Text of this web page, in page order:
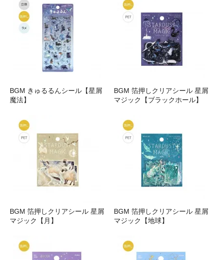
BGM きゅるるんシール【星屑
魔法】
BGM 箔押しクリアシール 星屑
マジック【ブラックホール】
BGM 箔押しクリアシール 星屑
マジック【月】
BGM 箔押しクリアシール 星屑
マジック【地球】